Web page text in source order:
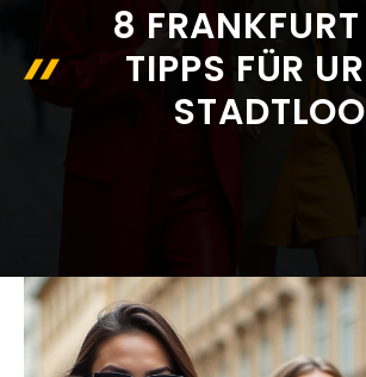
8 FRANKFURT
TIPPS FÜR